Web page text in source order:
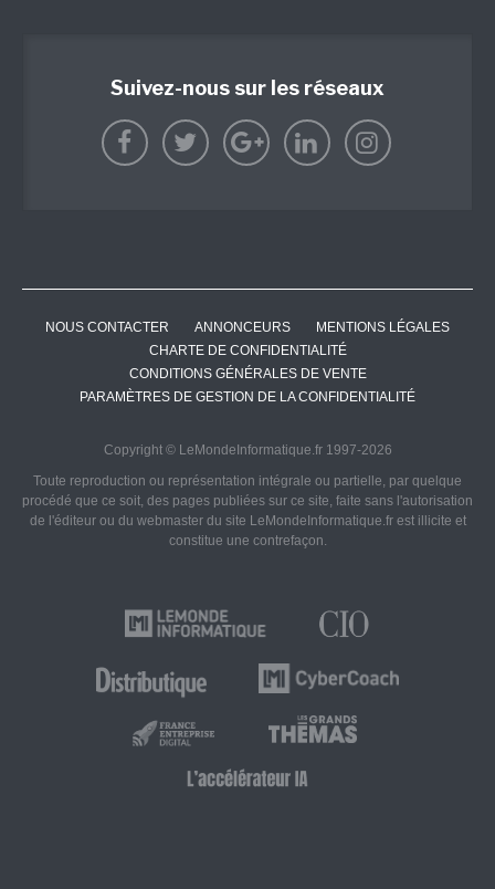
Suivez-nous sur les réseaux
NOUS CONTACTER ANNONCEURS
MENTIONS LÉGALES
CHARTE DE CONFIDENTIALITÉ
CONDITIONS GÉNÉRALES DE VENTE
PARAMÈTRES DE GESTION DE LA CONFIDENTIALITÉ
Copyright © LeMondeInformatique.fr 1997-2026
Toute reproduction ou représentation intégrale ou partielle, par quelque
procédé que ce soit, des pages publiées sur ce site, faite sans l'autorisation
de l'éditeur ou du webmaster du site LeMondeInformatique.fr est illicite et
constitue une contrefaçon.